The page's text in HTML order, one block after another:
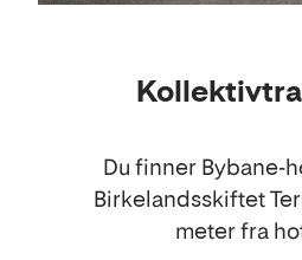
Du finner Bybane-
Birkelandsskiftet
meter fra